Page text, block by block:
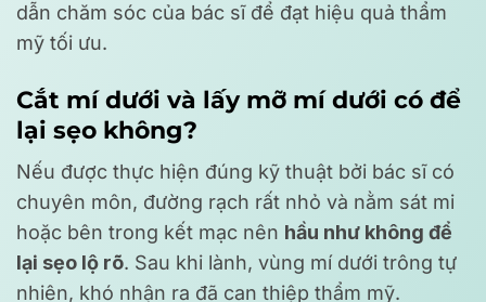
dẫn chăm sóc của bác sĩ để đạt hiệu quả thẩm
mỹ tối ưu.
Cắt mí dưới và lấy mỡ mí dưới có để
lại sẹo không?
Nếu được thực hiện đúng kỹ thuật bởi bác sĩ có
chuyên môn, đường rạch rất nhỏ và nằm sát mi
hoặc bên trong kết mạc nên hầu như không để
lại sẹo lộ rõ. Sau khi lành, vùng mí dưới trông tự
nhiên, khó nhận ra đã can thiệp thẩm mỹ.